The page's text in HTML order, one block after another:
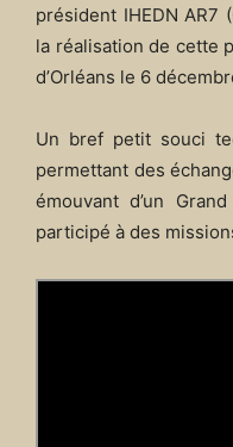
président IHEDN AR7
la réalisation de cette
d’Orléans le 6
Un bref petit souci
permettant des
émouvant d’un
participé à des